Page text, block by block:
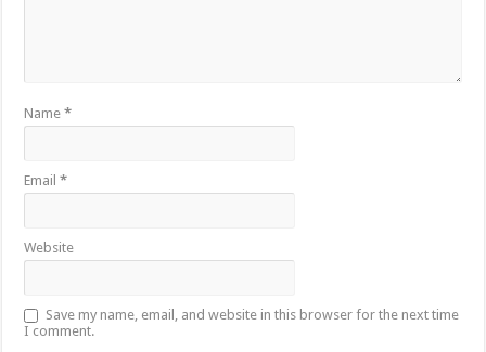
Name*
Email*
Website
Save my name, email, and website in this browser for the next time
I comment.